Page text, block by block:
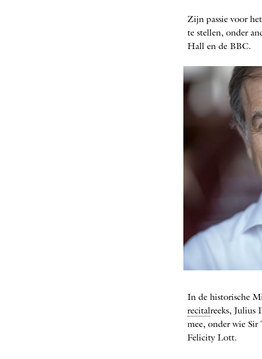
Zijn passie voor
te stellen, onder
Hall en de BBC.
FOTO:
In de historische
recitalreeks, Julius
mee, onder wie Sir
Felicity Lott.